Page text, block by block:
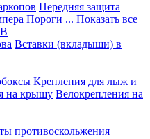
Передняя защита
Пороги ... Показать все
Вставки (вкладыши) в
Крепления для лыж и
на крышу Велокрепления на
противоскольжения